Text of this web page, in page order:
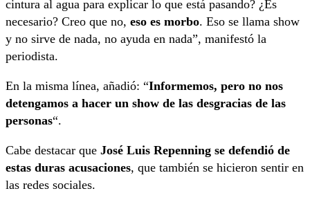
cintura al agua para explicar lo que está pasando? ¿Es
necesario? Creo que no, eso es morbo. Eso se llama show
y no sirve de nada, no ayuda en nada”, manifestó la
periodista.
En la misma línea, añadió: “Informemos, pero no nos
detengamos a hacer un show de las desgracias de las
personas“.
Cabe destacar que José Luis Repenning se defendió de
estas duras acusaciones, que también se hicieron sentir en
las redes sociales.